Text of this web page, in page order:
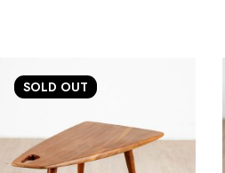
SOLD OUT